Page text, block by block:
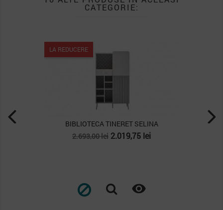
CATEGORIE:
SELINA BIBLIOTECA TINERET MONA
Pret
2.779,00 lei